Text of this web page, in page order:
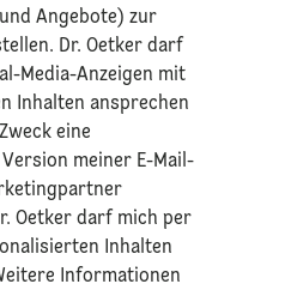
Angebote) zur
Dr. Oetker darf
Media-Anzeigen mit
Inhalten ansprechen
eine
meiner E-Mail-
Oetker darf mich per
Inhalten
Informationen